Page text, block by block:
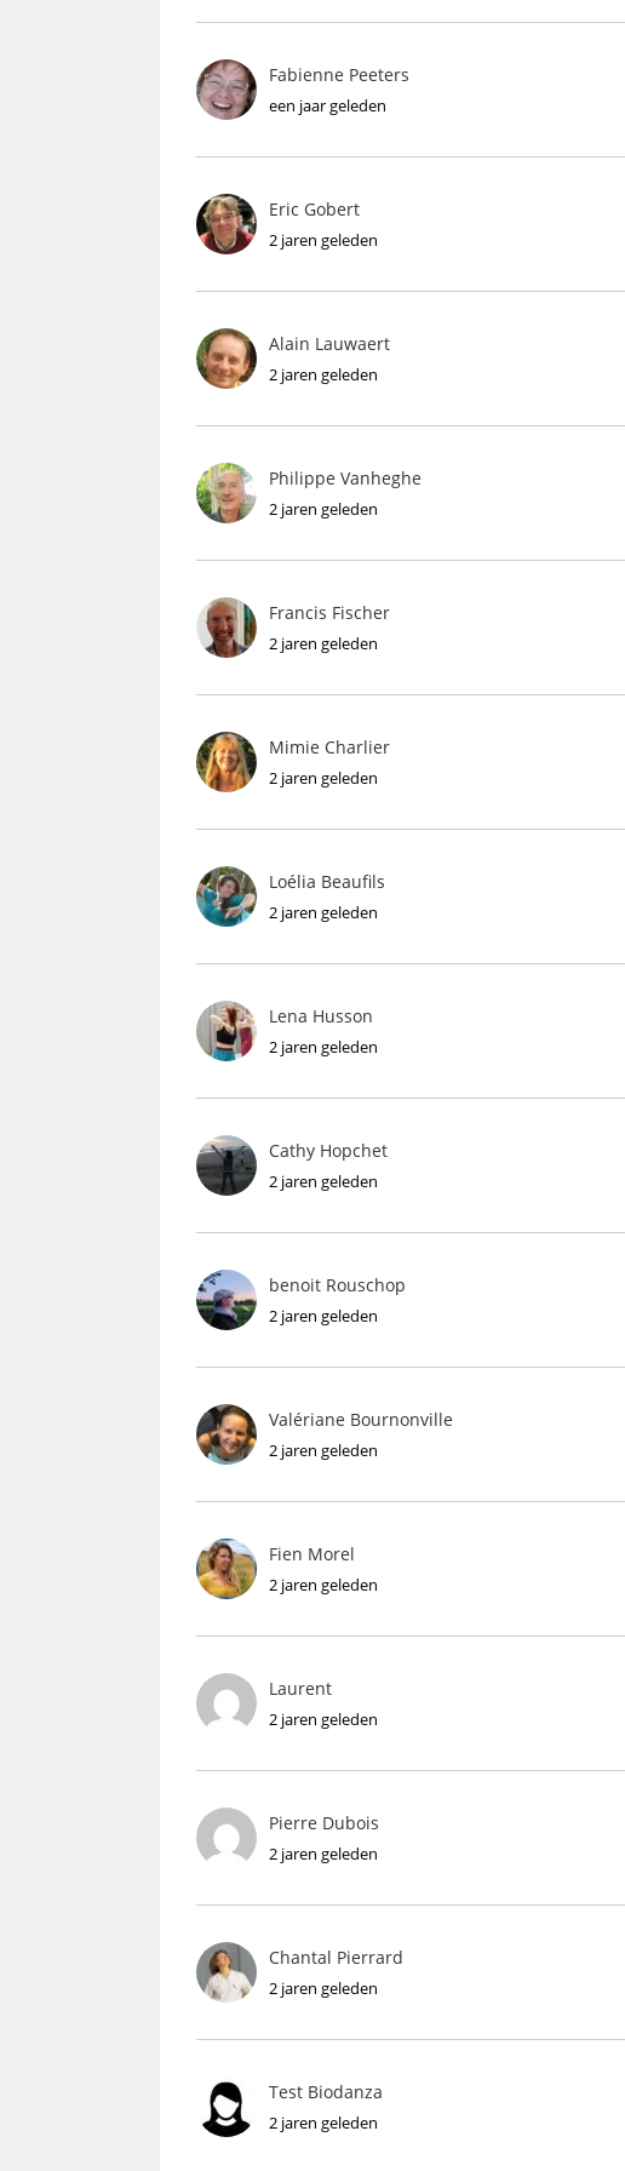
Fabienne Peeters
een jaar geleden
Eric Gobert
2 jaren geleden
Alain Lauwaert
2 jaren geleden
Philippe Vanheghe
2 jaren geleden
Francis Fischer
2 jaren geleden
Mimie Charlier
2 jaren geleden
Loélia Beaufils
2 jaren geleden
Lena Husson
2 jaren geleden
Cathy Hopchet
2 jaren geleden
benoit Rouschop
2 jaren geleden
Valériane Bournonville
2 jaren geleden
Fien Morel
2 jaren geleden
Laurent
2 jaren geleden
Pierre Dubois
2 jaren geleden
Chantal Pierrard
2 jaren geleden
Test Biodanza
2 jaren geleden